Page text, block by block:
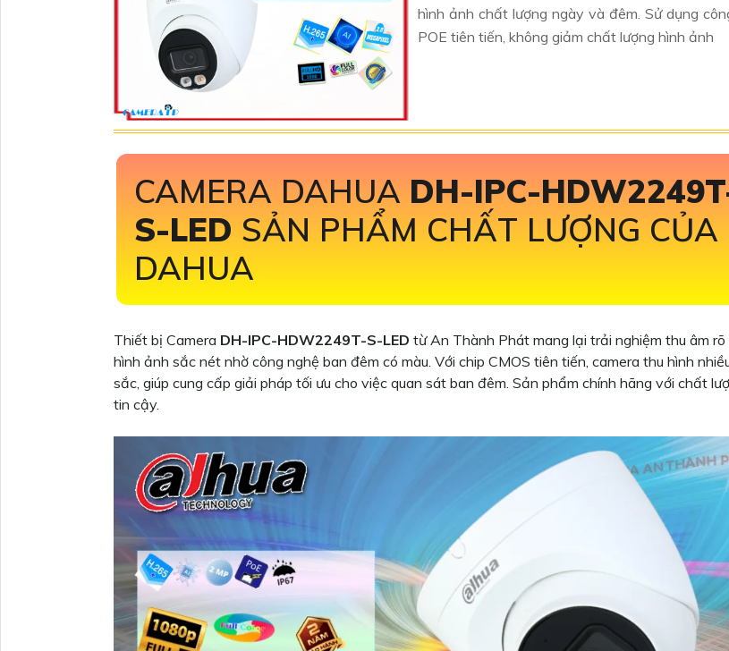
hình ảnh chất lượng ngày và đêm. Sử dụng
POE tiên tiến, không giảm chất lượng hình ảnh
CAMERA DAHUA DH-IPC-
S-LED SẢN PHẨM CHẤT LƯỢNG CỦA
DAHUA
Thiết bị Camera DH-IPC-HDW2249T-S-LED từ An Thành Phát mang lại trải nghiệm thu âm rõ
hình ảnh sắc nét nhờ công nghệ ban đêm có màu. Với chip CMOS tiên tiến, camera thu hình
sắc, giúp cung cấp giải pháp tối ưu cho việc quan sát ban đêm. Sản phẩm chính hãng với chất
tin cậy.